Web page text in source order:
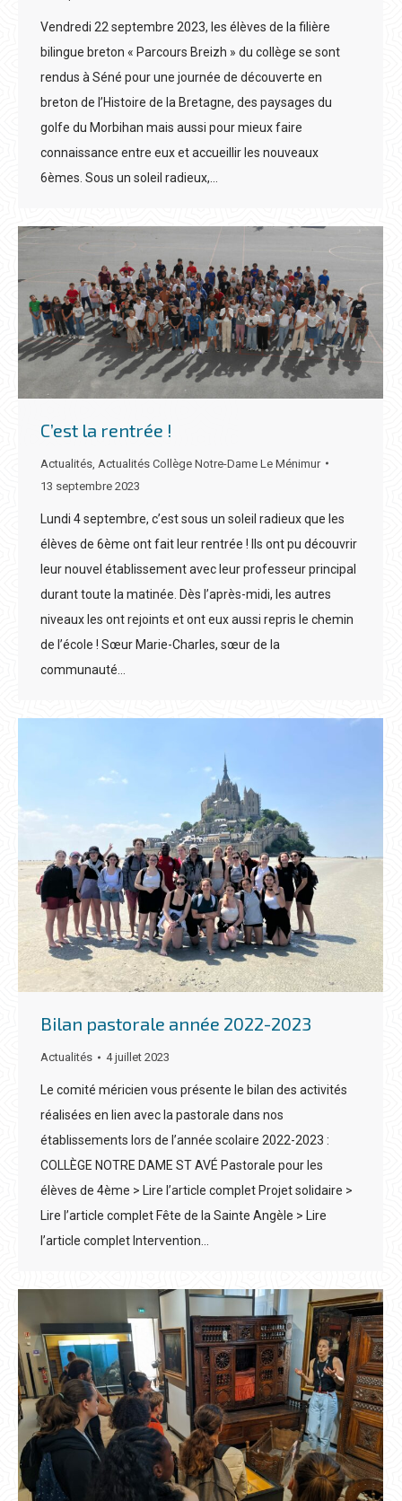
Vendredi 22 septembre 2023, les élèves de la filière
bilingue breton « Parcours Breizh » du collège se sont
rendus à Séné pour une journée de découverte en
breton de l’Histoire de la Bretagne, des paysages du
golfe du Morbihan mais aussi pour mieux faire
connaissance entre eux et accueillir les nouveaux
6èmes. Sous un soleil radieux,…
C’est la rentrée !
Actualités Actualités Collège Notre-Dame Le Ménimur
13 septembre 2023
Lundi 4 septembre, c’est sous un soleil radieux que les
élèves de 6ème ont fait leur rentrée ! Ils ont pu découvrir
leur nouvel établissement avec leur professeur principal
durant toute la matinée. Dès l’après-midi, les autres
niveaux les ont rejoints et ont eux aussi repris le chemin
de l’école ! Sœur Marie-Charles, sœur de la
communauté…
Bilan pastorale année 2022-2023
Actualités 4 juillet 2023
Le comité méricien vous présente le bilan des activités
réalisées en lien avec la pastorale dans nos
établissements lors de l’année scolaire 2022-2023 :
COLLÈGE NOTRE DAME ST AVÉ Pastorale pour les
élèves de 4ème > Lire l’article complet Projet solidaire >
Lire l’article complet Fête de la Sainte Angèle > Lire
l’article complet Intervention…